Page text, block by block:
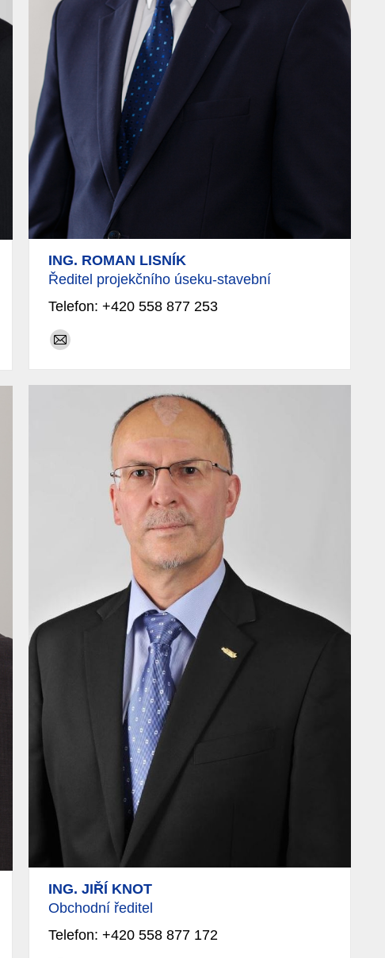
ING. ROMAN LISNÍK
Ředitel projekčního úseku-stavební
Telefon: +420 558 877 253
E-
ING. JIŘÍ KNOT
Obchodní ředitel
Telefon: +420 558 877 172